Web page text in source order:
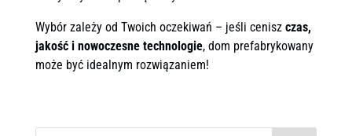
Wybór zależy od Twoich oczekiwań – jeśli cenisz czas,
jakość i nowoczesne technologie, dom prefabrykowany
może być idealnym rozwiązaniem!